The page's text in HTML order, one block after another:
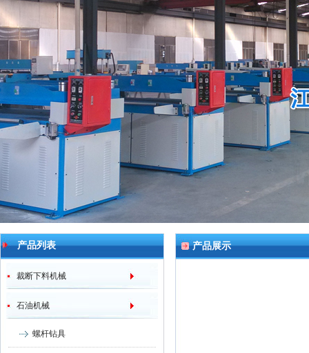
产品列表
裁断下料机械
石油机械
螺杆钻具
产品展示